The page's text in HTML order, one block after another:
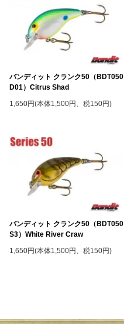
バンディット クランク50（BDT050
D01）Citrus Shad
1,650円(本体1,500円、税150円)
バンディット クランク50（BDT050
S3）White River Craw
1,650円(本体1,500円、税150円)